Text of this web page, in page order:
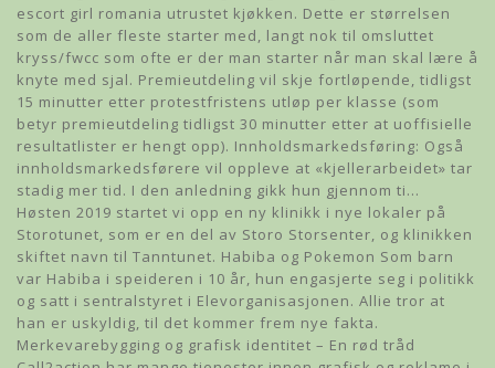
escort girl romania utrustet kjøkken. Dette er størrelsen
som de aller fleste starter med, langt nok til omsluttet
kryss/fwcc som ofte er der man starter når man skal lære å
knyte med sjal. Premieutdeling vil skje fortløpende, tidligst
15 minutter etter protestfristens utløp per klasse (som
betyr premieutdeling tidligst 30 minutter etter at uoffisielle
resultatlister er hengt opp). Innholdsmarkedsføring: Også
innholdsmarkedsførere vil oppleve at «kjellerarbeidet» tar
stadig mer tid. I den anledning gikk hun gjennom ti…
Høsten 2019 startet vi opp en ny klinikk i nye lokaler på
Storotunet, som er en del av Storo Storsenter, og klinikken
skiftet navn til Tanntunet. Habiba og Pokemon Som barn
var Habiba i speideren i 10 år, hun engasjerte seg i politikk
og satt i sentralstyret i Elevorganisasjonen. Allie tror at
han er uskyldig, til det kommer frem nye fakta.
Merkevarebygging og grafisk identitet – En rød tråd